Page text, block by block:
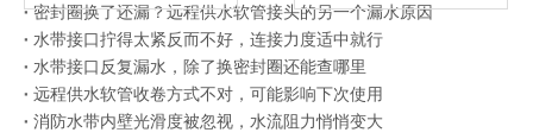
密封圈换了还漏？远程供水软管接头的另一个漏水原因
水带接口拧得太紧反而不好，连接力度适中就行
水带接口反复漏水，除了换密封圈还能查哪里
远程供水软管收卷方式不对，可能影响下次使用
消防水带内壁光滑度被忽视，水流阻力悄悄变大